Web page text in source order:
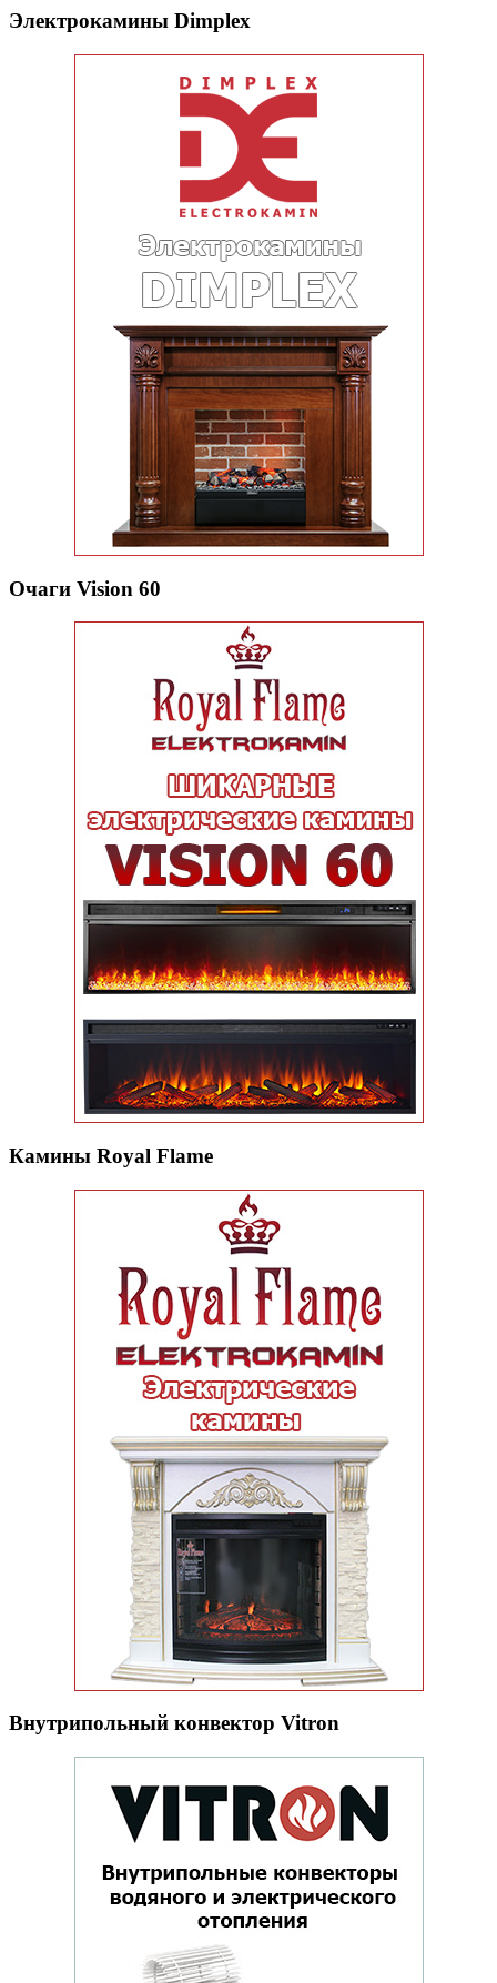
Электрокамины Dimplex
Очаги Vision 60
Камины Royal Flame
Внутрипольный конвектор Vitron